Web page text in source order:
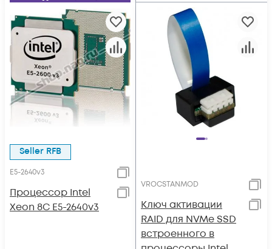
Seller RFB
E5-2640v3
Процессор Intel
Xeon 8C E5-2640v3
VROCSTANMOD
Ключ активации
RAID для NVMe SSD
встроенного в